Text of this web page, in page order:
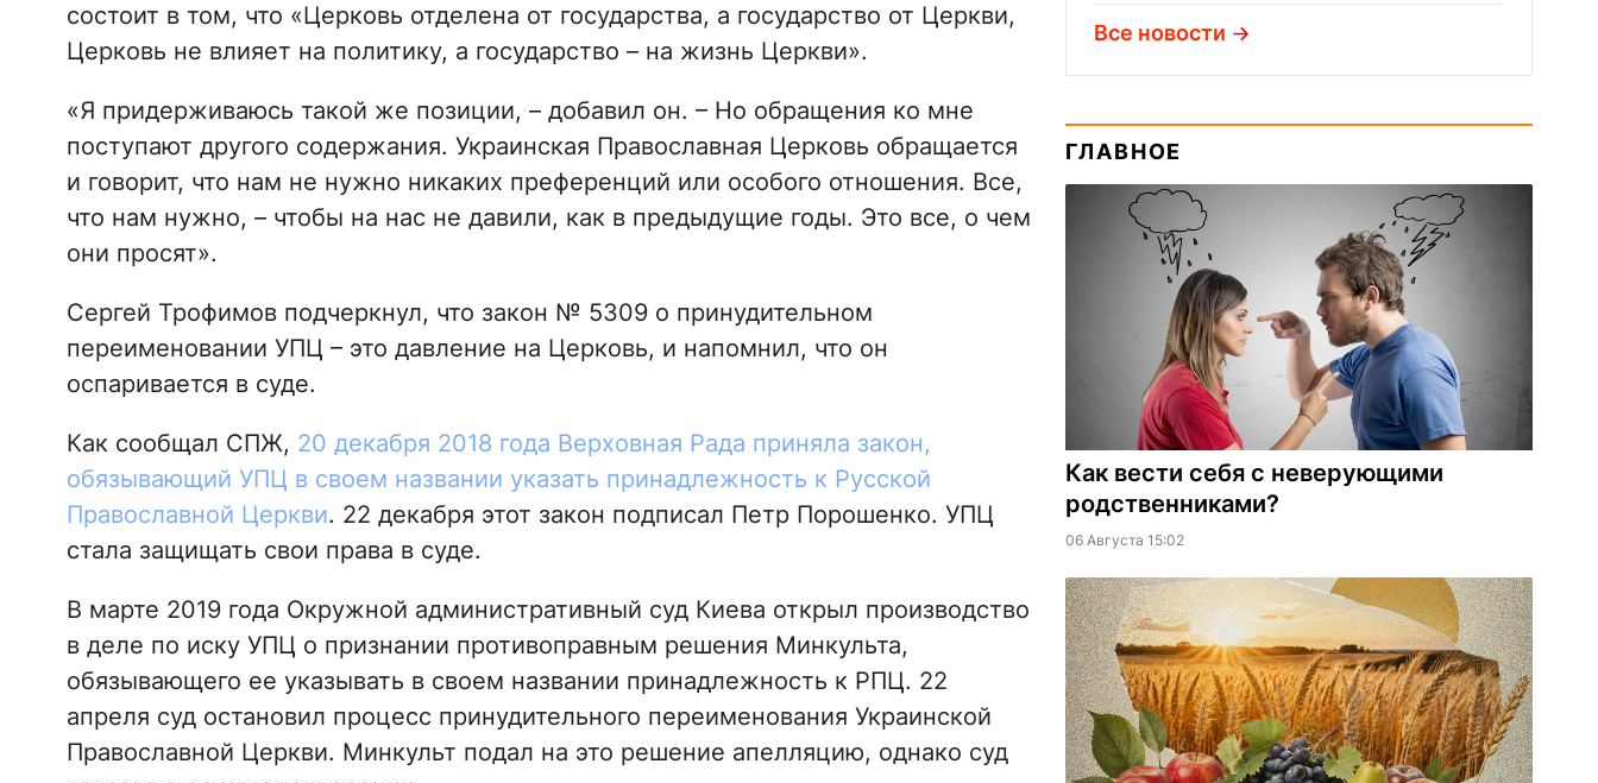
состоит в том, что «Церковь отделена от государства, а государство от Церкви,
Церковь не влияет на политику, а государство – на жизнь Церкви».
«Я придерживаюсь такой же позиции, – добавил он. – Но обращения ко мне
поступают другого содержания. Украинская Православная Церковь обращается
и говорит, что нам не нужно никаких преференций или особого отношения. Все,
что нам нужно, – чтобы на нас не давили, как в предыдущие годы. Это все, о чем
они просят».
Сергей Трофимов подчеркнул, что закон № 5309 о принудительном
переименовании УПЦ – это давление на Церковь, и напомнил, что он
оспаривается в суде.
Как сообщал СПЖ, 20 декабря 2018 года Верховная Рада приняла закон,
обязывающий УПЦ в своем названии указать принадлежность к Русской
Православной Церкви. 22 декабря этот закон подписал Петр Порошенко. УПЦ
стала защищать свои права в суде.
В марте 2019 года Окружной административный суд Киева открыл производство
в деле по иску УПЦ о признании противоправным решения Минкульта,
обязывающего ее указывать в своем названии принадлежность к РПЦ. 22
апреля суд остановил процесс принудительного переименования Украинской
Православной Церкви. Минкульт подал на это решение апелляцию, однако суд
Все новости
ГЛАВНОЕ
Как вести себя с неверующими
родственниками?
06 Августа 15:02